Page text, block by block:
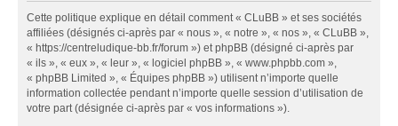
Cette politique explique en détail comment « CLuBB » et ses sociétés
affiliées (désignés ci-après par « nous », « notre », « nos », « CLuBB »,
« https://centreludique-bb.fr/forum ») et phpBB (désigné ci-après par
« ils », « eux », « leur », « logiciel phpBB », « www.phpbb.com »,
« phpBB Limited », « Équipes phpBB ») utilisent n’importe quelle
information collectée pendant n’importe quelle session d’utilisation de
votre part (désignée ci-après par « vos informations »).